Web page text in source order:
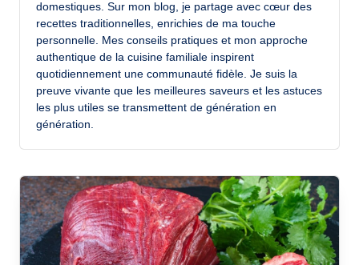
a
n
d
-
m
domestiques. Sur mon blog, je partage avec cœur des
recettes traditionnelles, enrichies de ma touche
personnelle. Mes conseils pratiques et mon approche
authentique de la cuisine familiale inspirent
quotidiennement une communauté fidèle. Je suis la
preuve vivante que les meilleures saveurs et les astuces
les plus utiles se transmettent de génération en
génération.